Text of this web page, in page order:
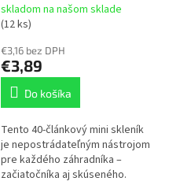
Priemerné
hodnotenie
produktu
je
5,0
5
hviezdičiek.
skladom na našom sklade
(12 ks)
€3,16 bez DPH
€3,89
Do košíka
Tento 40-článkový mini skleník
je nepostrádateľným nástrojom
pre každého záhradníka –
začiatočníka aj skúseného.